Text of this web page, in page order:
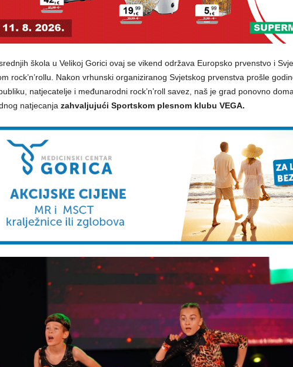
škola u Velikoj Gorici ovaj se vikend održava Europsko prvenstvo i
rock’n’rollu. Nakon vrhunski organiziranog Svjetskog prvenstva prošle
natjecatelje i međunarodni rock’n’roll savez, naš je grad ponovno
natjecanja zahvaljujući Sportskom plesnom klubu VEGA.